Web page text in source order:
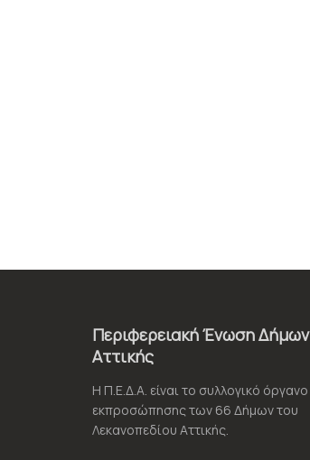
Περιφερειακή Ένωση Δήμων
Αττικής
Η Π.Ε.Δ.Α. είναι το συλλογικό όργανο
εκπροσώπησης των 66 Δήμων του
Λεκανοπεδίου Αττικής.